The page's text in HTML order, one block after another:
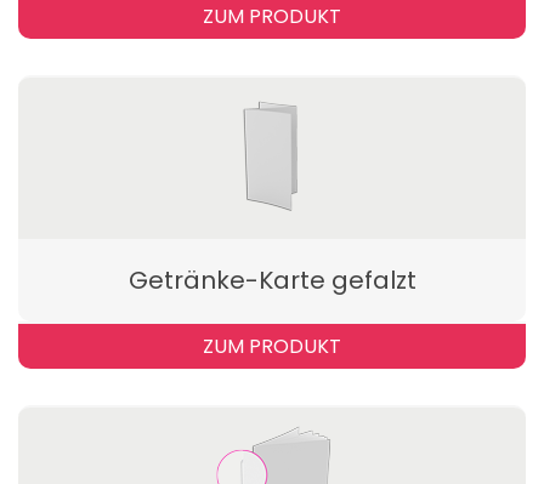
ZUM PRODUKT
Getränke-Karte gefalzt
ZUM PRODUKT